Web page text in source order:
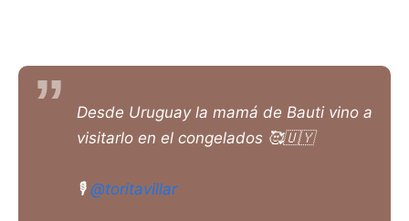
Desde Uruguay la mamá de Bauti vino a
visitarlo en el congelados 🥰🇺🇾
🎙️ @toritavillar